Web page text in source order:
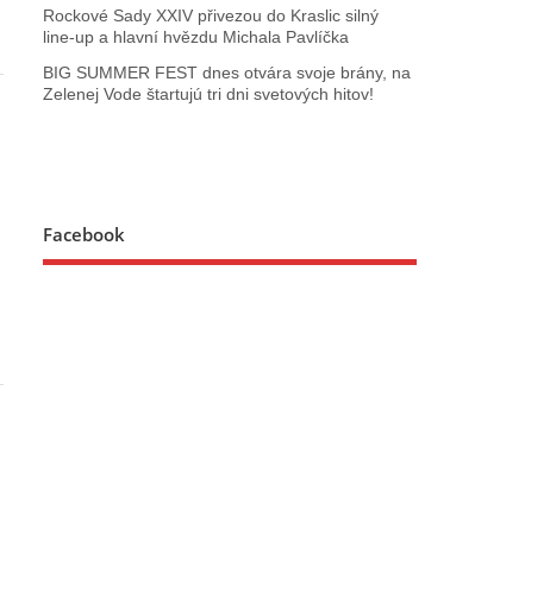
Rockové Sady XXIV přivezou do Kraslic silný
line‑up a hlavní hvězdu Michala Pavlíčka
BIG SUMMER FEST dnes otvára svoje brány, na
Zelenej Vode štartujú tri dni svetových hitov!
Facebook